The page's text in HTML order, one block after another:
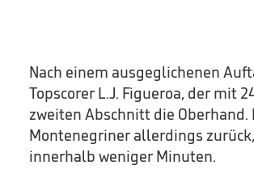
Nach einem ausgeglichenen
Topscorer L.J. Figueroa, der mit
zweiten Abschnitt die
Montenegriner allerdings
innerhalb weniger Minuten.